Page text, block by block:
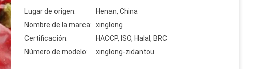
Lugar de origen:
Henan, China
Nombre de la marca: xinglong
Certificación:
HACCP, ISO, Halal, BRC
Número de modelo:
xinglong-zidantou